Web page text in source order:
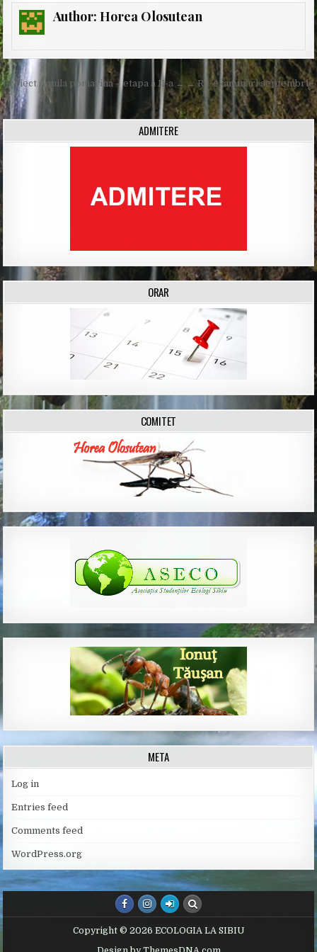
Author: Horea Olosutean
Post
navigation
← Re-examinări septembrie
Proiect Aquila pomarina – etapa a II-a →
ADMITERE
ORAR
COMITET
META
Log in
Entries feed
Comments feed
WordPress.org
Copyright © 2026 ECOLOGIA LA SIBIU